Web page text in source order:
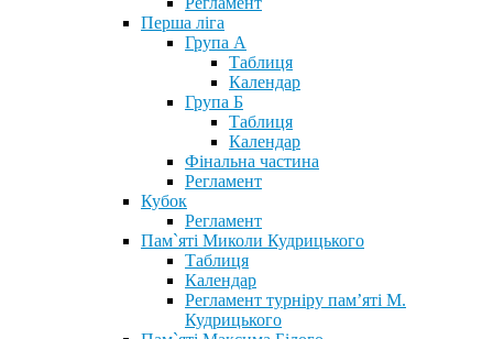
Перша ліга
Група А
Таблиця
Календар
Група Б
Таблиця
Календар
Фінальна частина
Регламент
Кубок
Регламент
Пам`яті Миколи Кудрицького
Таблиця
Календар
Регламент турніру пам’яті М.
Кудрицького